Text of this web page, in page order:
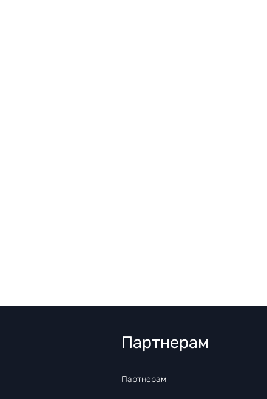
Партнерам
Партнерам